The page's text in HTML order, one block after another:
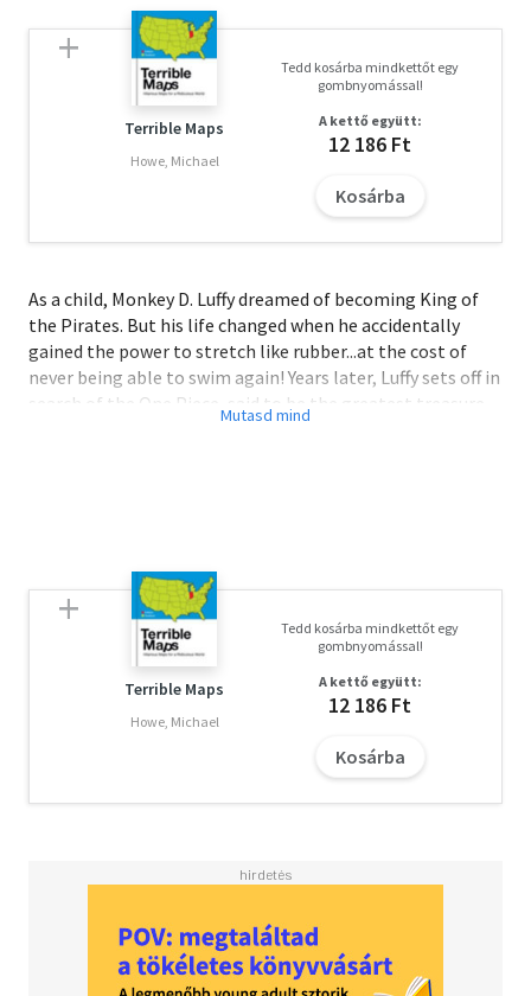
Terrible Maps
Howe, Michael
Tedd kosárba mindkettőt egy
gombnyomással!
A kettő együtt:
12 186 Ft
Kosárba
As a child, Monkey D. Luffy dreamed of becoming King of
the Pirates. But his life changed when he accidentally
gained the power to stretch like rubber...at the cost of
never being able to swim again! Years later, Luffy sets off in
search of the One Piece, said to be the greatest treasure
the whole world!
Terrible Maps
Howe, Michael
Tedd kosárba mindkettőt egy
gombnyomással!
A kettő együtt:
12 186 Ft
Kosárba